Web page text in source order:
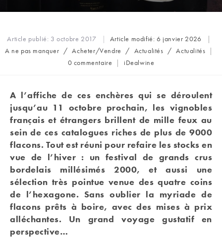
Article publié: 3 octobre 2017 Article modifié: 6 janvier 2026
Post
A ne pas manquer / Acheter/Vendre / Actualités / Actualités
Commentaires
0 commentaire
Auteur/autrice
publication :
iDealwine
A l’affiche de ces enchères qui se déroulent
jusqu’au 11 octobre prochain, les vignobles
français et étrangers brillent de mille feux au
sein de ces catalogues riches de plus de 9000
flacons. Tout est réuni pour refaire les stocks en
vue de l’hiver : un festival de grands crus
bordelais millésimés 2000, et aussi une
sélection très pointue venue des quatre coins
de l’hexagone. Sans oublier la myriade de
flacons prêts à boire, avec des mises à prix
alléchantes. Un grand voyage gustatif en
perspective…